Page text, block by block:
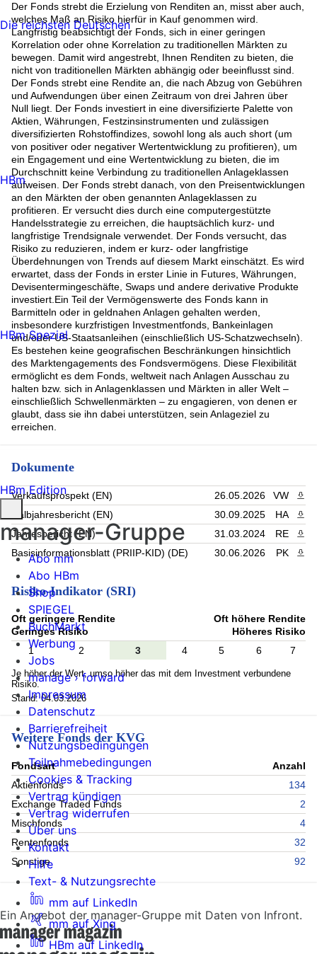
Der Fonds strebt die Erzielung von Renditen an, misst aber auch,
welches Maß an Risiko hierfür in Kauf genommen wird.
Langfristig beabsichtigt der Fonds, sich in einer geringen
Korrelation oder ohne Korrelation zu traditionellen Märkten zu
bewegen. Damit wird angestrebt, Ihnen Renditen zu bieten, die
nicht von traditionellen Märkten abhängig oder beeinflusst sind.
Der Fonds strebt eine Rendite an, die nach Abzug von Gebühren
und Aufwendungen über einen Zeitraum von drei Jahren über
Null liegt. Der Fonds investiert in eine diversifizierte Palette von
Aktien, Währungen, Festzinsinstrumenten und zulässigen
diversifizierten Rohstoffindizes, sowohl long als auch short (um
von positiver oder negativer Wertentwicklung zu profitieren), um
ein Engagement und eine Wertentwicklung zu bieten, die im
Durchschnitt keine Verbindung zu traditionellen Anlageklassen
aufweisen. Der Fonds strebt danach, von den Preisentwicklungen
an den Märkten der oben genannten Anlageklassen zu
profitieren. Er versucht dies durch eine computergestützte
Handelsstrategie zu erreichen, die hauptsächlich kurz- und
langfristige Trendsignale verwendet. Der Fonds versucht, das
Risiko zu reduzieren, indem er kurz- oder langfristige
Überdehnungen von Trends auf diesem Markt einschätzt. Es wird
erwartet, dass der Fonds in erster Linie in Futures, Währungen,
Devisentermingeschäfte, Swaps und andere derivative Produkte
investiert.Ein Teil der Vermögenswerte des Fonds kann in
Barmitteln oder in geldnahen Anlagen gehalten werden,
insbesondere kurzfristigen Investmentfonds, Bankeinlagen
und/oder US-Staatsanleihen (einschließlich US-Schatzwechseln).
Es bestehen keine geografischen Beschränkungen hinsichtlich
des Marktengagements des Fondsvermögens. Diese Flexibilität
ermöglicht es dem Fonds, weltweit nach Anlagen Ausschau zu
halten bzw. sich in Anlagenklassen und Märkten in aller Welt –
einschließlich Schwellenmärkten – zu engagieren, von denen er
glaubt, dass sie ihn dabei unterstützen, sein Anlageziel zu
erreichen.
Dokumente
Verkaufsprospekt (EN) 26.05.2026 VW
Halbjahresbericht (EN)
30.09.2025 HA
Jahresbericht (EN)
31.03.2024 RE
Basisinformationsblatt (PRIIP-KID) (DE)
30.06.2026 PK
Risiko-Indikator (SRI)
Oft geringere Rendite
Geringes Risiko
Oft höhere Rendite
Höheres Risiko
1
2 3 4 5 6 7
Je höher der Wert, umso höher das mit dem Investment verbundene
Risiko.
Stand: 04.03.2026
Weitere Fonds der KVG
Fondsart
Anzahl
Aktienfonds
134
Exchange Traded Funds
2
Mischfonds
4
Rentenfonds
32
Sonstige
92
Ein Angebot der manager-Gruppe mit Daten von Infront.
Die reichsten Deutschen
HBm
HBm Spezial
HBm Edition
manager-Gruppe
Abo mm
Abo HBm
Shop
SPIEGEL
BuchMarkt
Werbung
Jobs
manage › forward
Impressum
Datenschutz
Barrierefreiheit
Nutzungsbedingungen
Teilnahmebedingungen
Cookies & Tracking
Vertrag kündigen
Vertrag widerrufen
Über uns
Kontakt
Hilfe
Text- & Nutzungsrechte
mm auf LinkedIn
mm auf Xing
HBm auf LinkedIn